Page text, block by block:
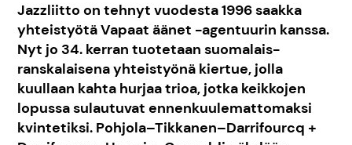
Jazzliitto on tehnyt vuodesta 1996 saakka
yhteistyötä Vapaat äänet -agentuurin kanssa.
Nyt jo 34. kerran tuotetaan suomalais-
ranskalaisena yhteistyönä kiertue, jolla
kuullaan kahta hurjaa trioa, jotka keikkojen
lopussa sulautuvat ennenkuulemattomaksi
kvintetiksi. Pohjola–Tikkanen–Darrifourcq +